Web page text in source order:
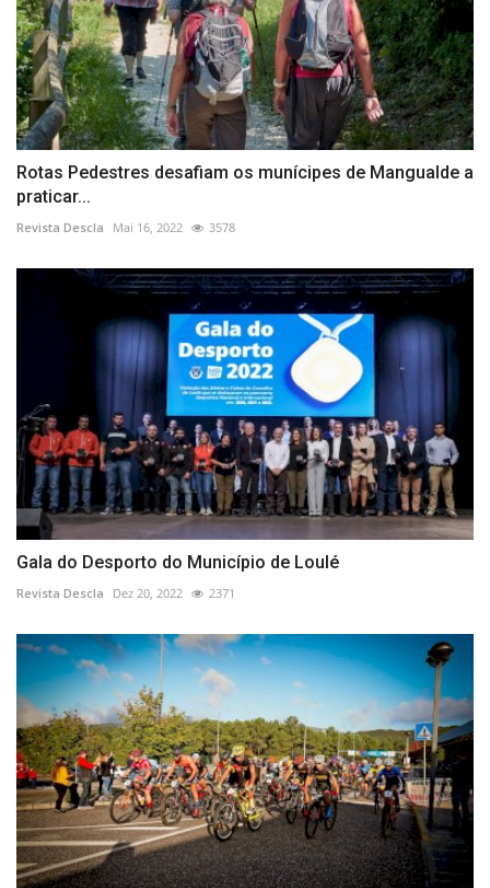
Rotas Pedestres desafiam os munícipes de Mangualde a
praticar...
Revista Descla Mai 16, 2022 3578
Gala do Desporto do Município de Loulé
Revista Descla Dez 20, 2022 2371